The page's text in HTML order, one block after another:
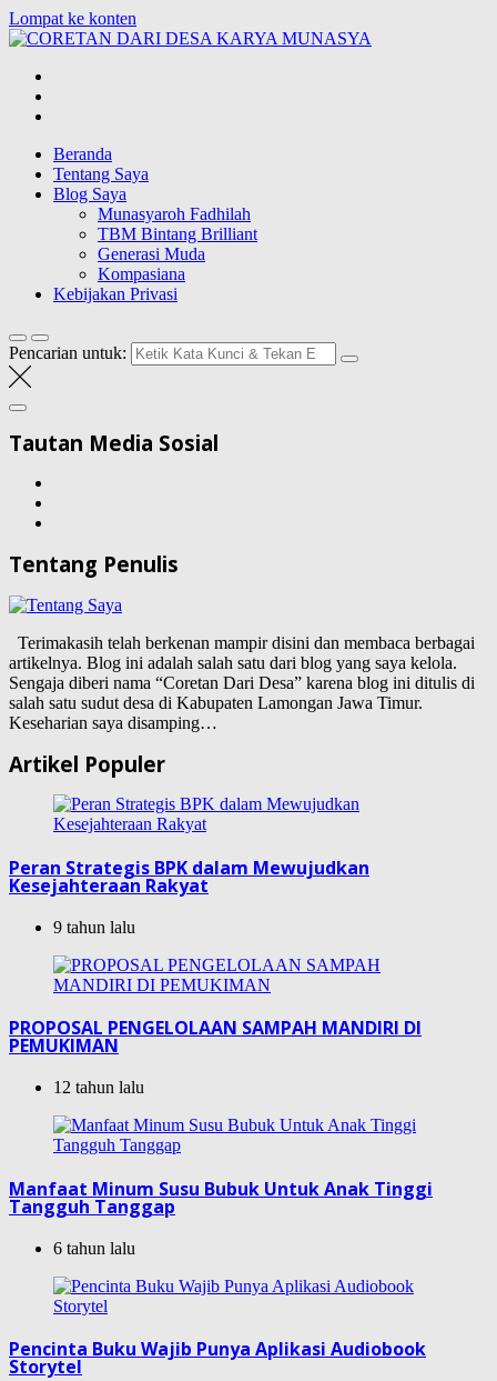
Lompat ke konten
Blog Wong Ndeso yang ingin berbagi berbagai hal di sekitarnya
Beranda
Tentang Saya
Blog Saya
Munasyaroh Fadhilah
TBM Bintang Brilliant
Generasi Muda
Kompasiana
Kebijakan Privasi
Pencarian untuk:
Tautan Media Sosial
Tentang Penulis
Terimakasih telah berkenan mampir disini dan membaca berbagai
artikelnya. Blog ini adalah salah satu dari blog yang saya kelola.
Sengaja diberi nama “Coretan Dari Desa” karena blog ini ditulis di
salah satu sudut desa di Kabupaten Lamongan Jawa Timur.
Keseharian saya disamping…
Artikel Populer
Peran Strategis BPK dalam Mewujudkan
Kesejahteraan Rakyat
9 tahun lalu
PROPOSAL PENGELOLAAN SAMPAH MANDIRI DI
PEMUKIMAN
12 tahun lalu
Manfaat Minum Susu Bubuk Untuk Anak Tinggi
Tangguh Tanggap
6 tahun lalu
Pencinta Buku Wajib Punya Aplikasi Audiobook
Storytel